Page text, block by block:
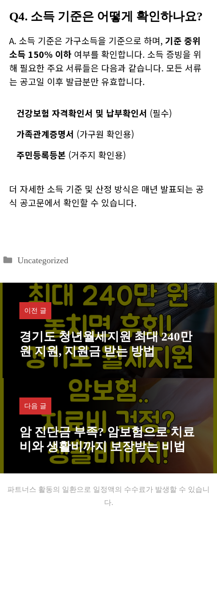
Q4. 소득 기준은 어떻게 확인하나요?
A. 소득 기준은 가구소득을 기준으로 하며, 기준 중위
소득 150% 이하 여부를 확인합니다. 소득 증빙을 위
해 필요한 주요 서류들은 다음과 같습니다. 모든 서류
는 공고일 이후 발급분만 유효합니다.
건강보험 자격확인서 및 납부확인서 (필수)
가족관계증명서 (가구원 확인용)
주민등록등본 (거주지 확인용)
더 자세한 소득 기준 및 산정 방식은 매년 발표되는 공
식 공고문에서 확인할 수 있습니다.
카
고
Uncategorized
이전 글
경기도 청년월세지원 최대 240만
원 지원, 지원금 받는 방법
다음 글
암 진단금 부족? 암보험으로 치료
비와 생활비까지 보장받는 비법
파트너스 활동의 일환으로 일정액의 수수료가 발생할 수 있습니
다.